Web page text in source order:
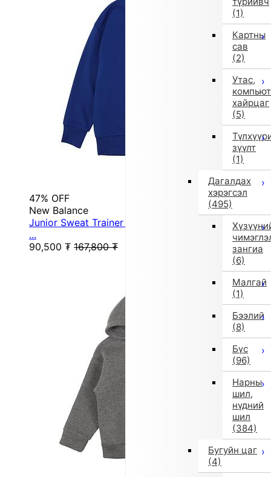
(1)
Картны
сав
(2)
Утас,
хайрцаг
(5)
зүүлт
(1)
Дагалдах
хэрэгсэл
(495)
зангиа
(6)
Малгай
(1)
Бээлий
(8)
Бүс
(96)
Нарны
шил,
нүдний
шил
(384)
Бугуйн цаг
(4)
47% OFF
New Balance
Junior Sweat Trainer Light Sweat Crew ABT55561
...
90,500 ₮ 167,800 ₮